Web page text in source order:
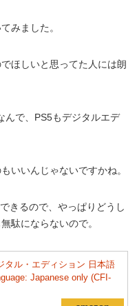
みました。
ほしいと思ってた人には朗
んで、PS5もデジタルエデ
いいんじゃないですかね。
きるので、やっぱりどうし
駄にならないので。
タル・エディション 日本語
Japanese only (CFI-